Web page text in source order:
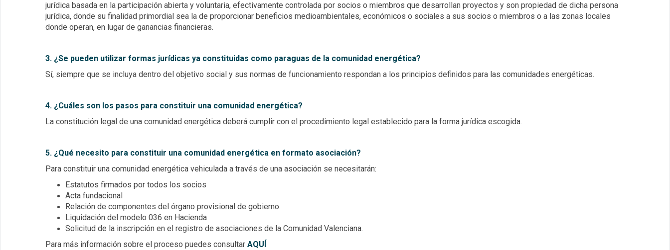
jurídica basada en la participación abierta y voluntaria, efectivamente controlada por socios o miembros que desarrollan proyectos y son propiedad de dicha persona
jurídica, donde su finalidad primordial sea la de proporcionar beneficios medioambientales, económicos o sociales a sus socios o miembros o a las zonas locales
donde operan, en lugar de ganancias financieras.
3. ¿Se pueden utilizar formas jurídicas ya constituidas como paraguas de la comunidad energética?
Sí, siempre que se incluya dentro del objetivo social y sus normas de funcionamiento respondan a los principios definidos para las comunidades energéticas.
4. ¿Cuáles son los pasos para constituir una comunidad energética?
La constitución legal de una comunidad energética deberá cumplir con el procedimiento legal establecido para la forma jurídica escogida.
5. ¿Qué necesito para constituir una comunidad energética en formato asociación?
Para constituir una comunidad energética vehiculada a través de una asociación se necesitarán:
Estatutos firmados por todos los socios
Acta fundacional
Relación de componentes del órgano provisional de gobierno.
Liquidación del modelo 036 en Hacienda
Solicitud de la inscripción en el registro de asociaciones de la Comunidad Valenciana.
Para más información sobre el proceso puedes consultar AQUÍ